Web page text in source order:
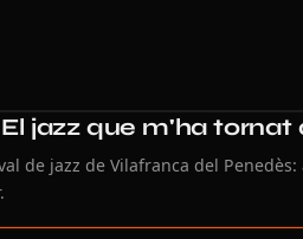
jazz que m'ha tornat
de jazz de Vilafranca del